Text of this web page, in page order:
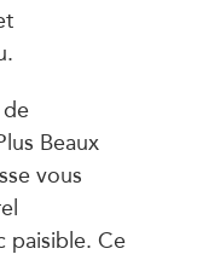
Beaux
vous
paisible. Ce